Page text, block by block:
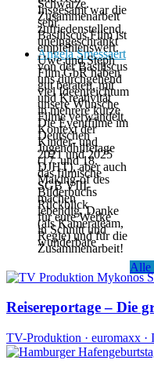
Schwarze.
Insgesamt war die
Zusammenarbeit
sehr
zufriedenstellend.
Basiliscus Film ist
uneingeschränkt
empfehlenswert.
Angela Smessaert
Uwe und Steph
von der Basiliscus
Film GbR haben
uns durchgehend
gut beraten, mit
viel Ideenreichtum
und Kreativität
unsere Wünsche
in mehrere kurze
Filme verwandelt.
Die Eventfilme im
Kontext der
Deutschen
Kinder- und
Jugendhilfetage
2021 und 2025
(17. und 18.
DJHT), aber auch
das filmische
Making-of des
SGB VIII-
Bilderbuchs
machen
Rückblick
lebendig. Danke
für eure Werke
(als Kamerateam,
in Schnitt und
Regie) und für die
wunderbare
Zusammenarbeit!
Alle
Reisereportage – Die
TV-Produktion · euromaxx